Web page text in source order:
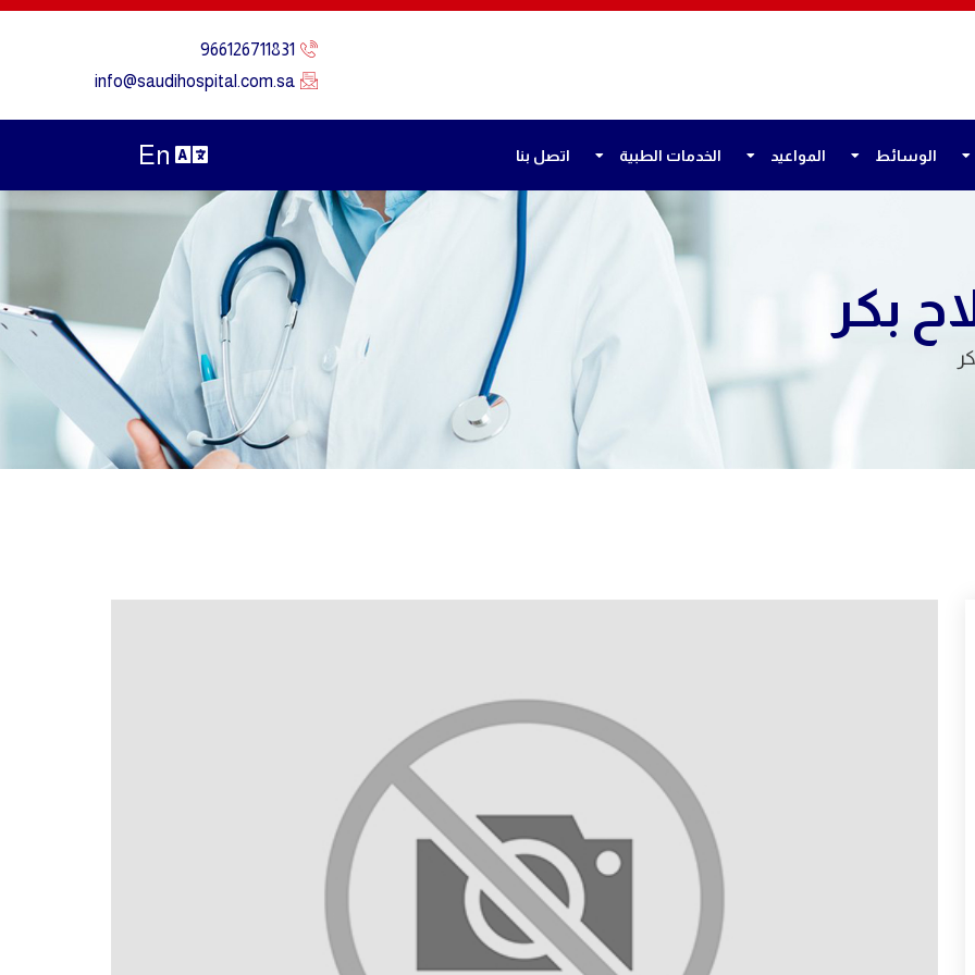
966126711831
info@saudihospital.com.sa
الوسائط المواعيد الخدمات الطبية اتصل بنا
بكر